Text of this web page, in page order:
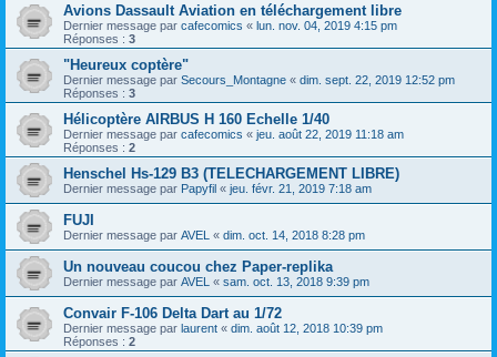
Avions Dassault Aviation en téléchargement libre
Dernier message par cafecomics « lun. nov. 04, 2019 4:15 pm
Réponses : 3
"Heureux coptère"
Dernier message par Secours_Montagne « dim. sept. 22, 2019 12:52 pm
Réponses : 3
Hélicoptère AIRBUS H 160 Echelle 1/40
Dernier message par cafecomics « jeu. août 22, 2019 11:18 am
Réponses : 2
Henschel Hs-129 B3 (TELECHARGEMENT LIBRE)
Dernier message par Papyfil « jeu. févr. 21, 2019 7:18 am
FUJI
Dernier message par AVEL « dim. oct. 14, 2018 8:28 pm
Un nouveau coucou chez Paper-replika
Dernier message par AVEL « sam. oct. 13, 2018 9:39 pm
Convair F-106 Delta Dart au 1/72
Dernier message par laurent « dim. août 12, 2018 10:39 pm
Réponses : 2